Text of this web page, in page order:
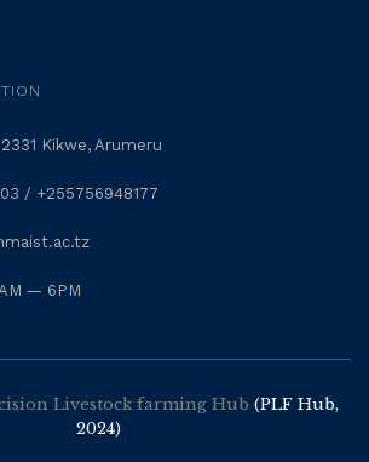
Kikwe, Arumeru
/ +255756948177
— 6PM
Livestock farming Hub (PLF Hub,
2024)